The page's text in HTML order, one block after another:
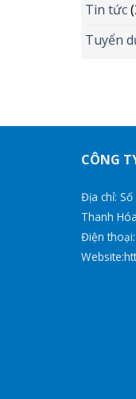
Tin tức
Tuyển
CÔNG
Địa chỉ:
Thanh
Điện